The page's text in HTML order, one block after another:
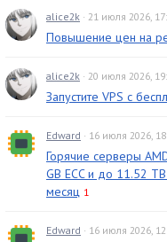
alice2k · 21 июля 2026,
Повышение цен на
alice2k · 20 июля 2026,
Запустите VPS с
Edward · 16 июля 2026,
Горячие серверы
GB ECC и до 11.52
месяц 1
Edward · 16 июля 2026,